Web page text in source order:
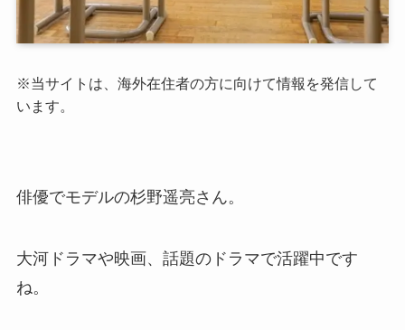
※当サイトは、海外在住者の方に向けて情報を発信して
います。
俳優でモデルの杉野遥亮さん。
大河ドラマや映画、話題のドラマで活躍中です
ね。